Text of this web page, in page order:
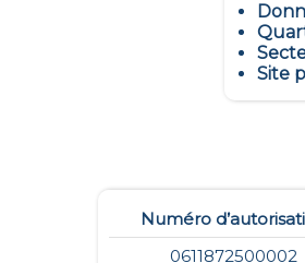
Site
Numéro
0611872500002